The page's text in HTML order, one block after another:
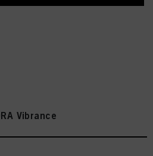
Vibrance